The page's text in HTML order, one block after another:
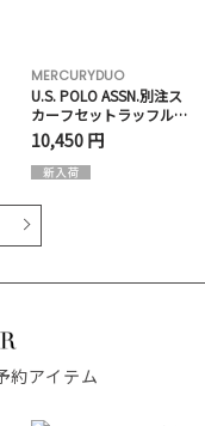
MERCURYDUO
U.S. POLO ASSN.別注ス
カーフセットラッフルリ
ブニット
10,450 円
約アイテム